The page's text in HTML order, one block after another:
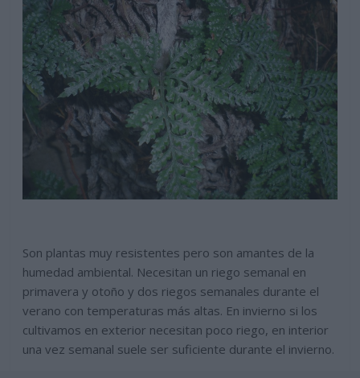
Son plantas muy resistentes pero son amantes de la
humedad ambiental. Necesitan un riego semanal en
primavera y otoño y dos riegos semanales durante el
verano con temperaturas más altas. En invierno si los
cultivamos en exterior necesitan poco riego, en interior
una vez semanal suele ser suficiente durante el invierno.